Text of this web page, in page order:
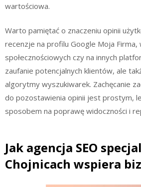
wartościowa.
Warto pamiętać o znaczeniu opinii
recenzje na profilu Google Moja Firma,
społecznościowych czy na innych
zaufanie potencjalnych klientów, ale
algorytmy wyszukiwarek. Zachęcanie
do pozostawienia opinii jest prostym,
sposobem na poprawę widoczności i
Jak agencja SEO
Chojnicach wspiera